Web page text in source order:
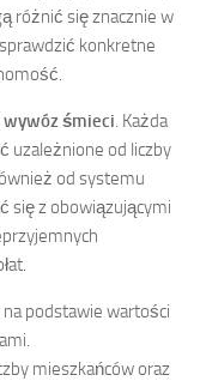
różnić się znacznie w
konkretne
wywóz śmieci. Każda
uzależnione od liczby
od systemu
się z obowiązującymi
na podstawie wartości
mieszkańców oraz